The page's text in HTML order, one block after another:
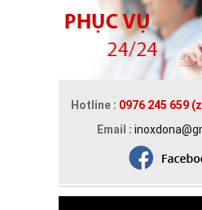
Hotline : 0976 245 659
Email :